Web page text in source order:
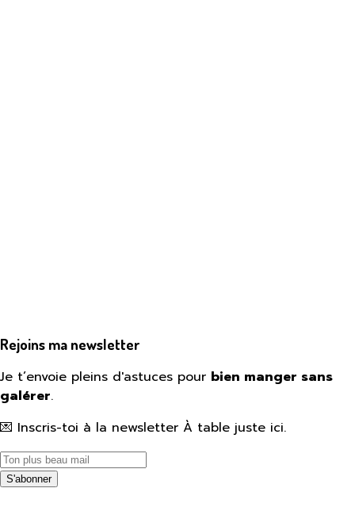
Rejoins ma newsletter
Je t’envoie pleins d'astuces pour bien manger sans
galérer.
💌 Inscris-toi à la newsletter À table juste ici.
S'abonner